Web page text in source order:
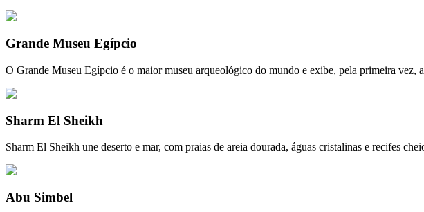
Grande Museu Egípcio
O Grande Museu Egípcio é o maior museu arqueológico do mundo e exibe, pela primeira vez,
Sharm El Sheikh
Sharm El Sheikh une deserto e mar, com praias de areia dourada, águas cristalinas e recifes
Abu Simbel